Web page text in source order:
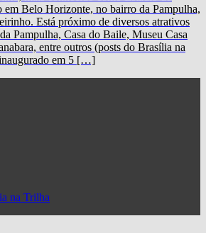
em Belo Horizonte, no bairro da Pampulha,
Está próximo de diversos atrativos
Pampulha, Casa do Baile, Museu Casa
entre outros (posts do Brasília na
em 5 […]
na Trilha